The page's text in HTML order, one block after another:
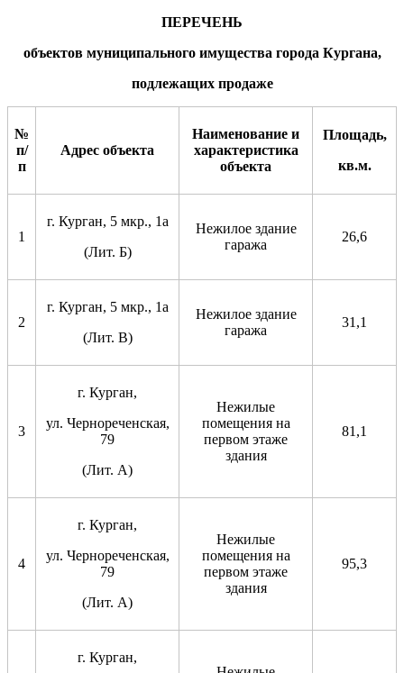
ПЕРЕЧЕНЬ
объектов муниципального имущества города Кургана,
подлежащих продаже
№
п/
п
Адрес объекта
Наименование и
характеристика
объекта
Площадь,
кв.м.
1
г. Курган, 5 мкр., 1а
(Лит. Б)
Нежилое здание
гаража
26,6
2
г. Курган, 5 мкр., 1а
(Лит. В)
Нежилое здание
гаража
31,1
3
г. Курган,
ул. Чернореченская,
79
(Лит. А)
Нежилые
помещения на
первом этаже
здания
81,1
4
г. Курган,
ул. Чернореченская,
79
(Лит. А)
Нежилые
помещения на
первом этаже
здания
95,3
г. Курган,